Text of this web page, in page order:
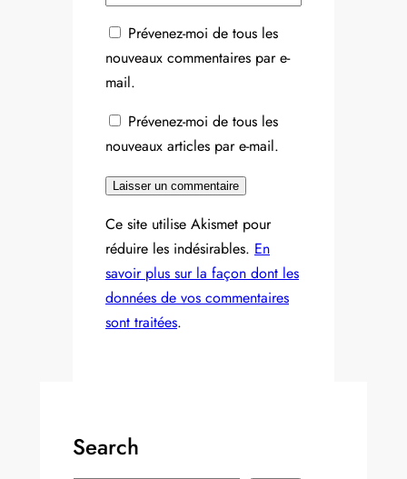
Prévenez-moi de tous les
nouveaux commentaires par e-
mail.
Prévenez-moi de tous les
nouveaux articles par e-mail.
Ce site utilise Akismet pour
réduire les indésirables. En
savoir plus sur la façon dont les
données de vos commentaires
sont traitées.
Search